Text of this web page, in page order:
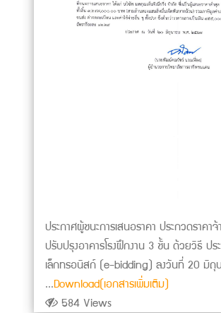
ประกาศผู้ชนะการเสนอราคา ประกวดราคา
ปรับปรุงอาคารโรงฝึกงาน 3 ชั้น ด้วยวิธี ปร
เล็กทรอนิสก์ (e-bidding) ลงวันที่ 20 มิ
...Download(เอกสารเพิ่มเติม)
584 Views